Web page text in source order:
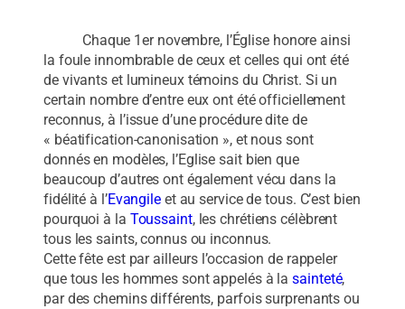
Chaque 1er novembre, l’Église honore ainsi
la foule innombrable de ceux et celles qui ont été
de vivants et lumineux témoins du Christ. Si un
certain nombre d’entre eux ont été officiellement
reconnus, à l’issue d’une procédure dite de
« béatification-canonisation », et nous sont
donnés en modèles, l’Eglise sait bien que
beaucoup d’autres ont également vécu dans la
fidélité à l’Evangileet au service de tous. C’est bien
pourquoi à la Toussaint, les chrétiens célèbrent
tous les saints, connus ou inconnus.
Cette fête est par ailleurs l’occasion de rappeler
que tous les hommes sont appelés à lasainteté,
par des chemins différents, parfois surprenants ou